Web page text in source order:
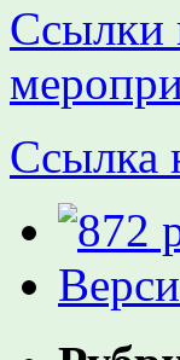
Ссылки
Ссылка